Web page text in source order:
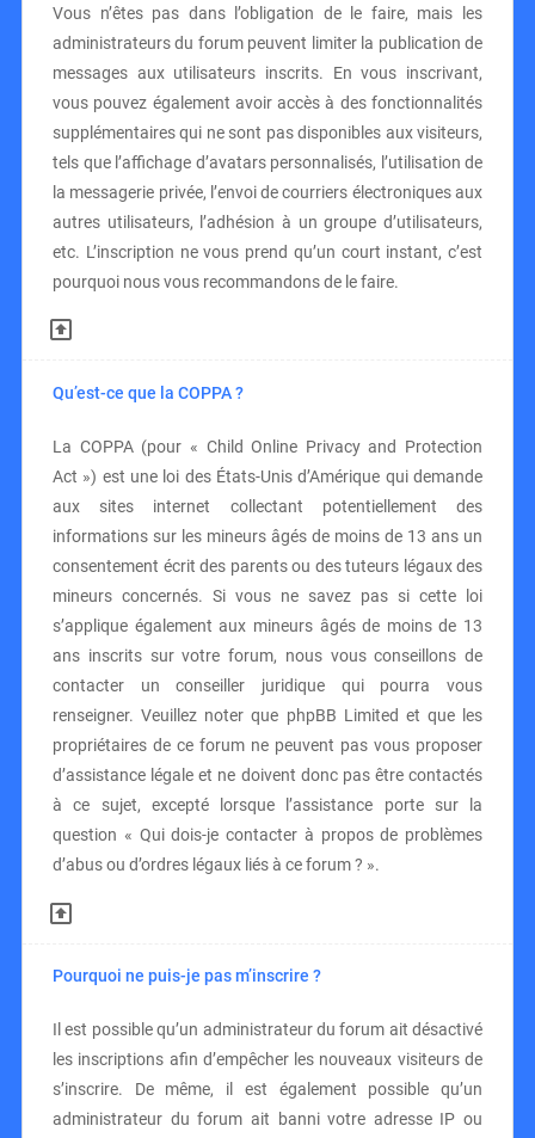
Vous n’êtes pas dans l’obligation de le faire, mais les
administrateurs du forum peuvent limiter la publication de
messages aux utilisateurs inscrits. En vous inscrivant,
vous pouvez également avoir accès à des fonctionnalités
supplémentaires qui ne sont pas disponibles aux visiteurs,
tels que l’affichage d’avatars personnalisés, l’utilisation de
la messagerie privée, l’envoi de courriers électroniques aux
autres utilisateurs, l’adhésion à un groupe d’utilisateurs,
etc. L’inscription ne vous prend qu’un court instant, c’est
pourquoi nous vous recommandons de le faire.
Qu’est-ce que la COPPA ?
La COPPA (pour « Child Online Privacy and Protection
Act ») est une loi des États-Unis d’Amérique qui demande
aux sites internet collectant potentiellement des
informations sur les mineurs âgés de moins de 13 ans un
consentement écrit des parents ou des tuteurs légaux des
mineurs concernés. Si vous ne savez pas si cette loi
s’applique également aux mineurs âgés de moins de 13
ans inscrits sur votre forum, nous vous conseillons de
contacter un conseiller juridique qui pourra vous
renseigner. Veuillez noter que phpBB Limited et que les
propriétaires de ce forum ne peuvent pas vous proposer
d’assistance légale et ne doivent donc pas être contactés
à ce sujet, excepté lorsque l’assistance porte sur la
question « Qui dois-je contacter à propos de problèmes
d’abus ou d’ordres légaux liés à ce forum ? ».
Pourquoi ne puis-je pas m’inscrire ?
Il est possible qu’un administrateur du forum ait désactivé
les inscriptions afin d’empêcher les nouveaux visiteurs de
s’inscrire. De même, il est également possible qu’un
administrateur du forum ait banni votre adresse IP ou